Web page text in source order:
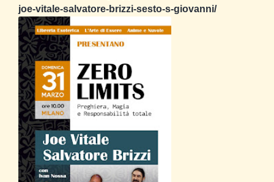
joe-vitale-salvatore-brizzi-sesto-s-giovanni/